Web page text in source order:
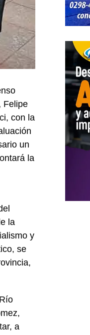
Felipe
con la
un
la
la
y
se
a